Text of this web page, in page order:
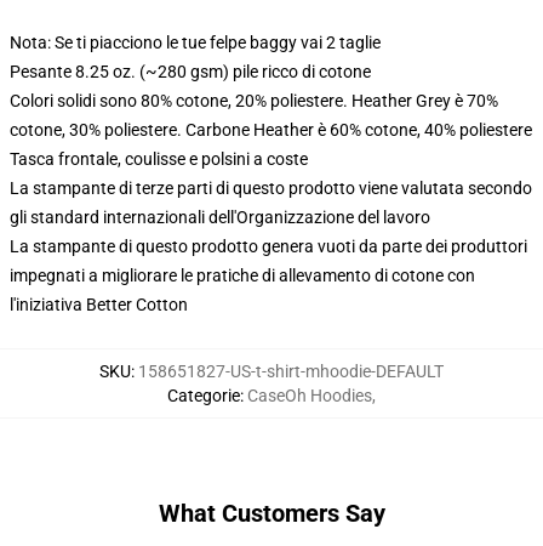
Nota: Se ti piacciono le tue felpe baggy vai 2 taglie
Pesante 8.25 oz. (~280 gsm) pile ricco di cotone
Colori solidi sono 80% cotone, 20% poliestere. Heather Grey è 70%
cotone, 30% poliestere. Carbone Heather è 60% cotone, 40% poliestere
Tasca frontale, coulisse e polsini a coste
La stampante di terze parti di questo prodotto viene valutata secondo
gli standard internazionali dell'Organizzazione del lavoro
La stampante di questo prodotto genera vuoti da parte dei produttori
impegnati a migliorare le pratiche di allevamento di cotone con
l'iniziativa Better Cotton
SKU: 158651827-US-t-shirt-mhoodie-DEFAULT
Categorie: CaseOh Hoodies,
What Customers Say